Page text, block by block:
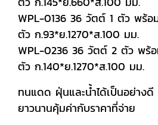
WPL-0136 36 วัตต์ 1 ตัว พร้
ตัว ก.93*ย.1270*ส.100 มม.
WPL-0236 36 วัตต์ 2 ตัว พร้
ตัว ก.140*ย.1270*ส.100 มม.
ทนแดด ฝุ่นและน้ำได้เป็นอย่างดี
ยาวนานคุ้มค่ากับราคาที่จ่าย